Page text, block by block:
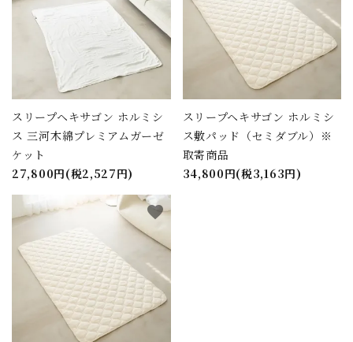
スリープヘキサゴン ホルミシ
ス 三河木綿プレミアムガーゼ
ケット
27,800円(税2,527円)
スリープヘキサゴン ホルミシ
ス敷パッド（セミダブル）※
取寄商品
34,800円(税3,163円)
favorite
キーワード